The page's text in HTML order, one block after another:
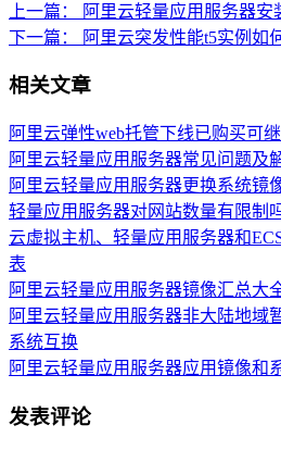
上一篇：
阿里云轻量应用服务器
下一篇：
阿里云突发性能t5实例如
相关文章
阿里云弹性web托管下线已购买可
阿里云轻量应用服务器常见问题及
阿里云轻量应用服务器更换系统镜
轻量应用服务器对网站数量有限制
云虚拟主机、轻量应用服务器和
表
阿里云轻量应用服务器镜像汇总大
阿里云轻量应用服务器非大陆地域
系统互换
阿里云轻量应用服务器应用镜像和
发表评论